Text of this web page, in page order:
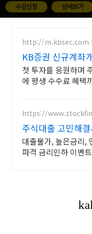
http://m.kbsec.com
KB증권 신규계좌
국내주식쿠폰 최
첫 투자를 응원하며
에 평생 수수료 혜택
https://
주식대출 고민해
대출불가, 높은금리,
파격 금리인하 이벤